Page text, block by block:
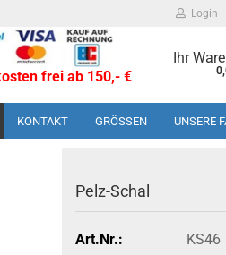
Login
frei ab 150,- €
Ihr
KONTAKT GRÖSSEN UNSERE
Pelz-​Schal
Art.Nr.:
KS46